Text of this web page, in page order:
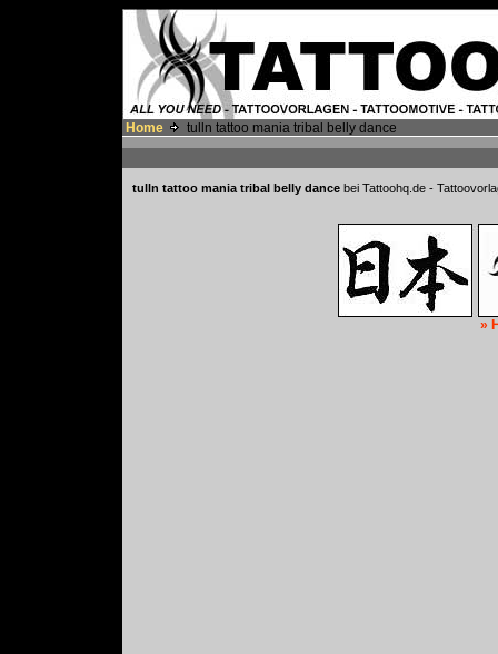
Home tulln tattoo mania tribal belly dance
tulln tattoo mania tribal belly dance bei Tattoohq.de -
»